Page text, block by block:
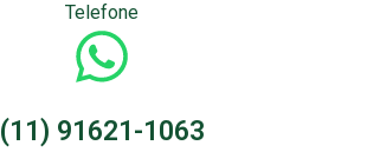
Telefone
(11) 91621-1063